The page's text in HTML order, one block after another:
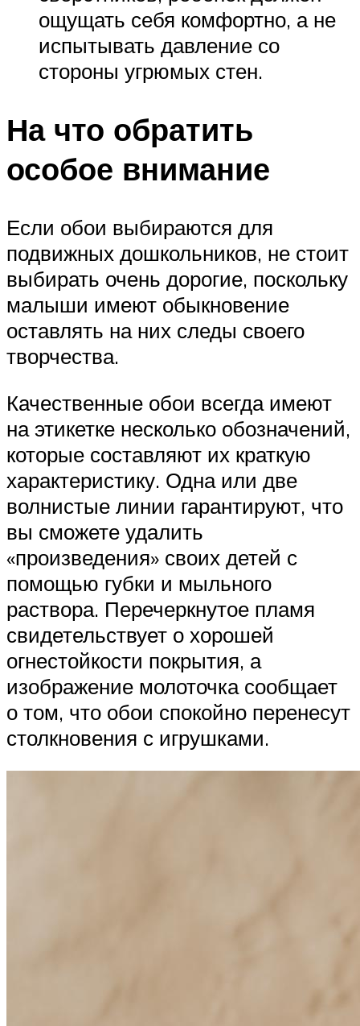
ощущать себя комфортно, а не
испытывать давление со
стороны угрюмых стен.
На что обратить
особое внимание
Если обои выбираются для
подвижных дошкольников, не стоит
выбирать очень дорогие, поскольку
малыши имеют обыкновение
оставлять на них следы своего
творчества.
Качественные обои всегда имеют
на этикетке несколько обозначений,
которые составляют их краткую
характеристику. Одна или две
волнистые линии гарантируют, что
вы сможете удалить
«произведения» своих детей с
помощью губки и мыльного
раствора. Перечеркнутое пламя
свидетельствует о хорошей
огнестойкости покрытия, а
изображение молоточка сообщает
о том, что обои спокойно перенесут
столкновения с игрушками.